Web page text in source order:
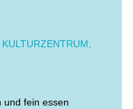
und fein essen